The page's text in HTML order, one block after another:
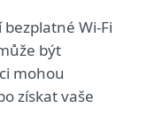
Wi-Fi
být
mohou
získat vaše